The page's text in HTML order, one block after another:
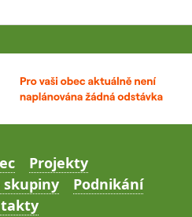
Projekty
skupiny
Podnikání